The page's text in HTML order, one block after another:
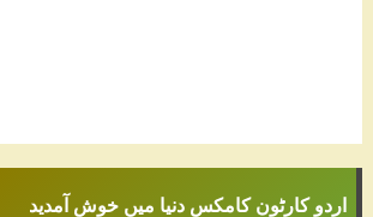
اردو کارٹون کامکس دنیا میں خوش آمدید